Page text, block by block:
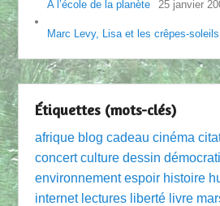
A l’école de la planète 25 janvier
Marc Levy, Lisa et les crêpes-soleils
Étiquettes (mots-clés)
afrique blog cadeau cinéma
concert culture dessin
environnement espoir histoire
internet lectures liberté livre